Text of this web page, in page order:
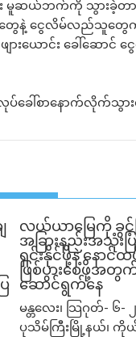
း မူဆယ်ဘက်ကို သွားခဲ့တ
ေနဲ့ ငွေလိမ်လည်သူတွေ
ားယောင်း ခေါ်ဆေ
လုပ်ခေါ်စာနောက်လိုက်သွ
လယ်ယာမြေကို ခွင့်
အခြားနည်းအသုံးပ
ရှင်းနိုင်ဖို့နဲ့ နောင်
ဖြစ်ပွားစေဖို့အတွ
ဆောင်ရွက်နေ
မန္တလေး၊ သြဂုတ်- ၆-
ပုသိမ်ကြီးမြို့နယ်၊